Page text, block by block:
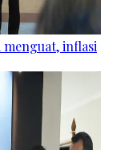
inflasi